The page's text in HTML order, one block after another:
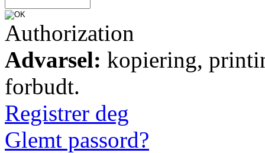
Authorization
Advarsel: kopiering,
forbudt.
Registrer deg
Glemt passord?